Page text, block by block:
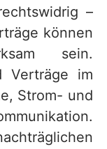
–
können
sein.
Verträge im
Strom- und